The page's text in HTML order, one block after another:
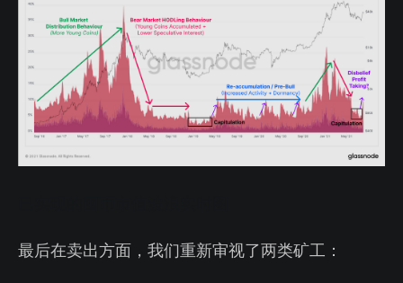
最后在卖出方面，我们重新审视了两类矿工：